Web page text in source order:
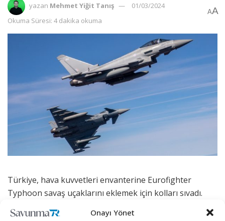
Onayı Yönet
yazan Mehmet Yiğit Tanış
01/03/2024
Okuma Süresi: 4 dakika okuma
AA
Türkiye, hava kuvvetleri envanterine Eurofighter
Typhoon savaş uçaklarını eklemek için kolları sıvadı.
Türkiye, hava kuvvetlerinin gücüne güç katmak